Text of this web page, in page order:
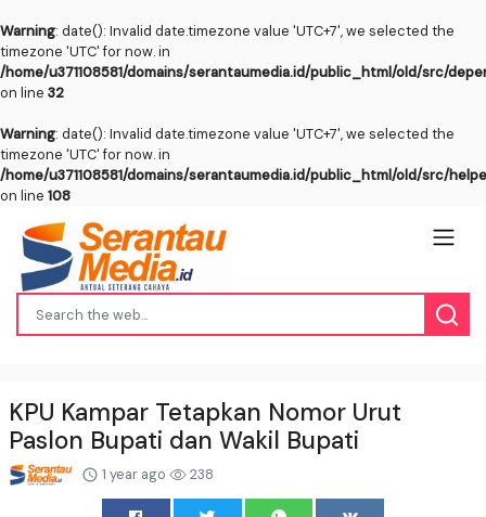
Warning: date(): Invalid date.timezone value 'UTC+7', we selected the
timezone 'UTC' for now. in
/home/u371108581/domains/serantaumedia.id/public_html/old/src/
on line 32
Warning: date(): Invalid date.timezone value 'UTC+7', we selected the
timezone 'UTC' for now. in
/home/u371108581/domains/serantaumedia.id/public_html/old/src/
on line 108
KPU Kampar Tetapkan Nomor Urut
Paslon Bupati dan Wakil Bupati
1 year ago 238